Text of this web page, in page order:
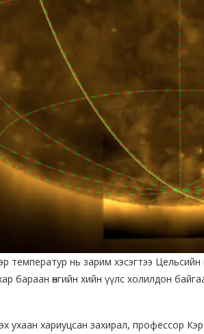
температур нь зарим хэсэгтээ
бараан өнгийн хийн үүлс холилдон
ухаан хариуцсан захирал, профессор